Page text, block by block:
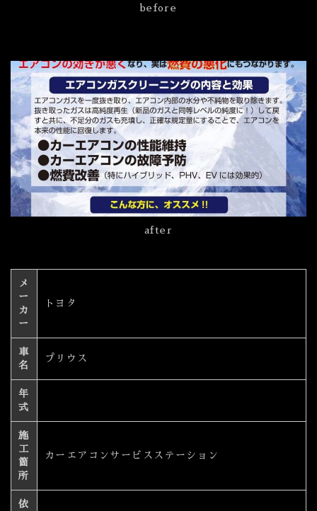
before
after
メ
ー
カ
ー
トヨタ
車
名
プリウス
年
式
施
工
箇
所
カーエアコンサービスステーション
依